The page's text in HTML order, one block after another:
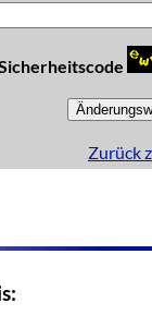
Zurück